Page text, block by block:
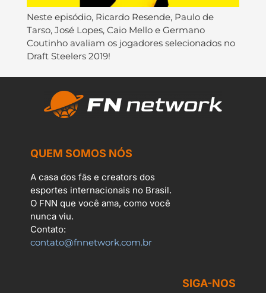
Neste episódio, Ricardo Resende, Paulo de
Tarso, José Lopes, Caio Mello e Germano
Coutinho avaliam os jogadores selecionados no
Draft Steelers 2019!
QUEM SOMOS NÓS
A casa dos fãs e creators dos
esportes internacionais no Brasil.
O FNN que você ama, como você
nunca viu.
Contato:
contato@fnnetwork.com.br
SIGA-NOS